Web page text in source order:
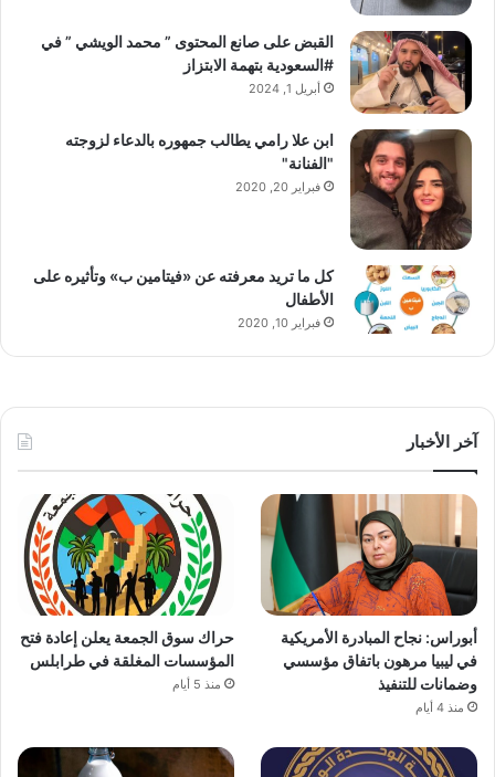
القبض على صانع المحتوى ” محمد الويشي ” في
#السعودية بتهمة الابتزاز
أبريل 1, 2024
ابن علا رامي يطالب جمهوره بالدعاء لزوجته
"الفنانة"
فبراير 20, 2020
كل ما تريد معرفته عن «فيتامين ب» وتأثيره على
الأطفال
فبراير 10, 2020
آخر الأخبار
أبوراس: نجاح المبادرة الأمريكية
في ليبيا مرهون باتفاق مؤسسي
وضمانات للتنفيذ
منذ 4 أيام
حراك سوق الجمعة يعلن إعادة فتح
المؤسسات المغلقة في طرابلس
منذ 5 أيام